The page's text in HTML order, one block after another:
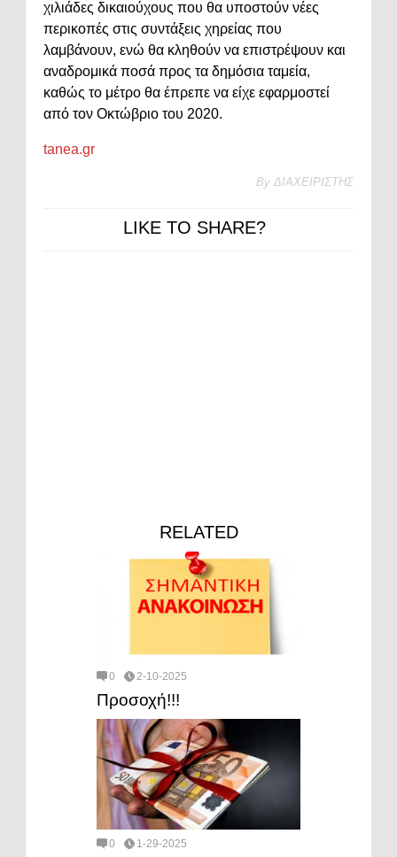
χιλιάδες δικαιούχους που θα υποστούν νέες
περικοπές στις συντάξεις χηρείας που
λαμβάνουν, ενώ θα κληθούν να επιστρέψουν και
αναδρομικά ποσά προς τα δημόσια ταμεία,
καθώς το μέτρο θα έπρεπε να είχε εφαρμοστεί
από τον Οκτώβριο του 2020.
tanea.gr
By ΔΙΑΧΕΙΡΙΣΤΗΣ
LIKE TO SHARE?
RELATED
0 2-10-2025
Προσοχή!!!
0 1-29-2025